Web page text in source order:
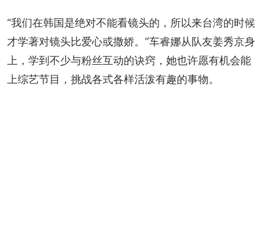
“我们在韩国是绝对不能看镜头的，所以来台湾的时候
才学著对镜头比爱心或撒娇。”车睿娜从队友姜秀京身
上，学到不少与粉丝互动的诀窍，她也许愿有机会能
上综艺节目，挑战各式各样活泼有趣的事物。